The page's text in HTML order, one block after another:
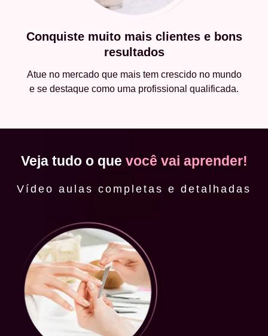
Conquiste muito mais clientes e bons
resultados
Atue no mercado que mais tem crescido no mundo
e se destaque como uma profissional qualificada.
Veja tudo o que você vai aprender!
Vídeo aulas completas e detalhadas